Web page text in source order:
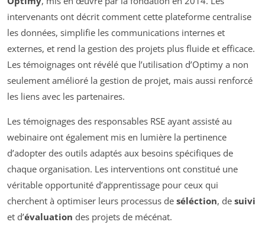
intervenants ont décrit comment cette plateforme centralise
les données, simplifie les communications internes et
externes, et rend la gestion des projets plus fluide et efficace.
Les témoignages ont révélé que l’utilisation d’Optimy a non
seulement amélioré la gestion de projet, mais aussi renforcé
les liens avec les partenaires.
Les témoignages des responsables RSE ayant assisté au
webinaire ont également mis en lumière la pertinence
d’adopter des outils adaptés aux besoins spécifiques de
chaque organisation. Les interventions ont constitué une
véritable opportunité d’apprentissage pour ceux qui
cherchent à optimiser leurs processus de séléction, de suivi
et d’évaluation des projets de mécénat.